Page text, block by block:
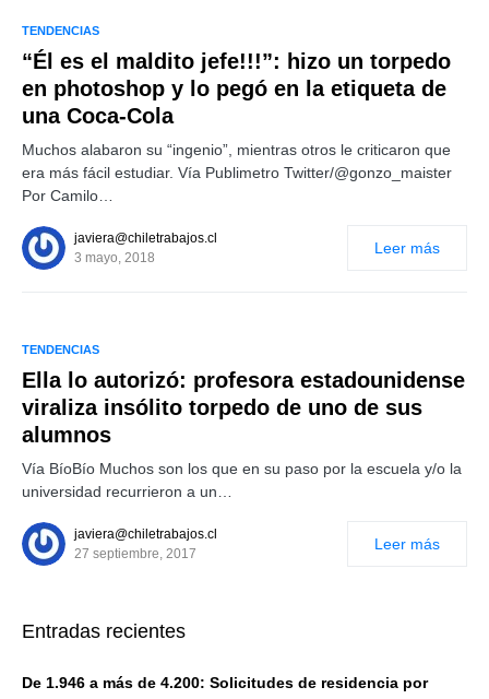
TENDENCIAS
“Él es el maldito jefe!!!”: hizo un torpedo
en photoshop y lo pegó en la etiqueta de
una Coca-Cola
Muchos alabaron su “ingenio”, mientras otros le criticaron que
era más fácil estudiar. Vía Publimetro Twitter/@gonzo_maister
Por Camilo…
javiera@chiletrabajos.cl
3 mayo, 2018
Leer más
TENDENCIAS
Ella lo autorizó: profesora estadounidense
viraliza insólito torpedo de uno de sus
alumnos
Vía BíoBío Muchos son los que en su paso por la escuela y/o la
universidad recurrieron a un…
javiera@chiletrabajos.cl
27 septiembre, 2017
Leer más
Entradas recientes
De 1.946 a más de 4.200: Solicitudes de residencia por